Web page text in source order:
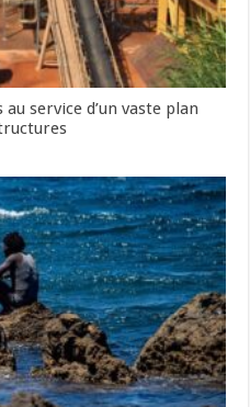
service d’un vaste plan